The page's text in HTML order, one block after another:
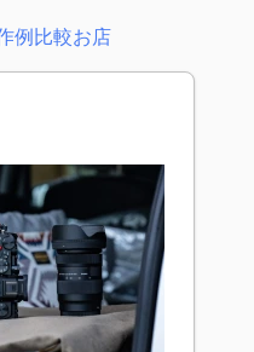
例 比較お店